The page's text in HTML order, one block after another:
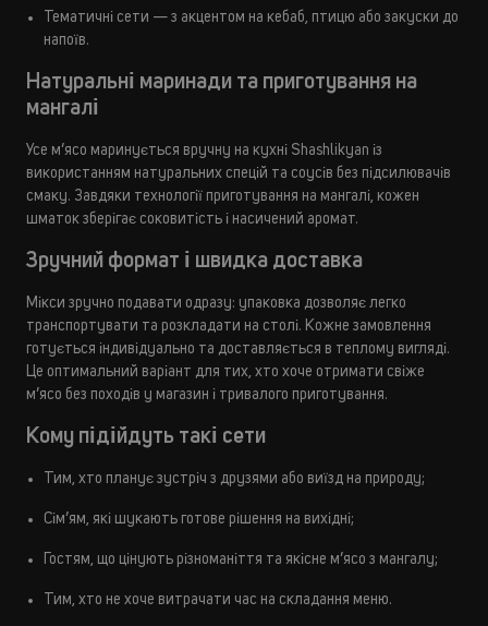
Тематичні сети — з акцентом на кебаб, птицю або закуски до
напоїв.
Натуральні маринади та приготування на
мангалі
Усе м’ясо маринується вручну на кухні Shashlikyan із
використанням натуральних спецій та соусів без підсилювачів
смаку. Завдяки технології приготування на мангалі, кожен
шматок зберігає соковитість і насичений аромат.
Зручний формат і швидка доставка
Мікси зручно подавати одразу: упаковка дозволяє легко
транспортувати та розкладати на столі. Кожне замовлення
готується індивідуально та доставляється в теплому вигляді.
Це оптимальний варіант для тих, хто хоче отримати свіже
м’ясо без походів у магазин і тривалого приготування.
Кому підійдуть такі сети
Тим, хто планує зустріч з друзями або виїзд на природу;
Сім’ям, які шукають готове рішення на вихідні;
Гостям, що цінують різноманіття та якісне м’ясо з мангалу;
Тим, хто не хоче витрачати час на складання меню.